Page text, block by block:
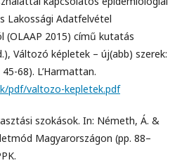
Lakossági Adatfelvétel
(OLAAP 2015) című kutatás
Változó képletek – új(abb) szerek:
68). L’Harmattan.
pdf/valtozo-kepletek.pdf
szokások. In: Németh, Á. &
Magyarországon (pp. 88–